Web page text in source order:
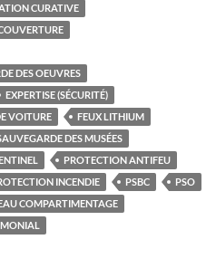
CURATIVE
DES OEUVRES
EXPERTISE (SÉCURITÉ)
VOITURE
FEUX LITHIUM
DES MUSÉES
PROTECTION ANTIFEU
INCENDIE PSBC
PSO
COMPARTIMENTAGE